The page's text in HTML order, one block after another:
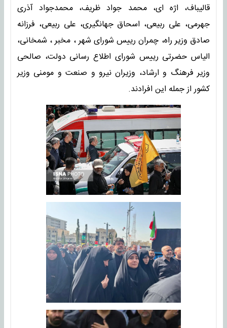
قالیباف، اژه ای، محمد جواد ظریف، محمدجواد آذری
جهرمی، علی ربیعی، اسحاق جهانگیری، علی ربیعی، فرزانه
صادق وزیر راه، چمران رییس شورای شهر ، مخبر ، شمخانی،
الیاس حضرتی رییس شورای اطلاع رسانی دولت، صالحی
وزیر فرهنگ و ارشاد، وزیران نیرو و صنعت و مومنی وزیر
کشور از جمله این افرادند.